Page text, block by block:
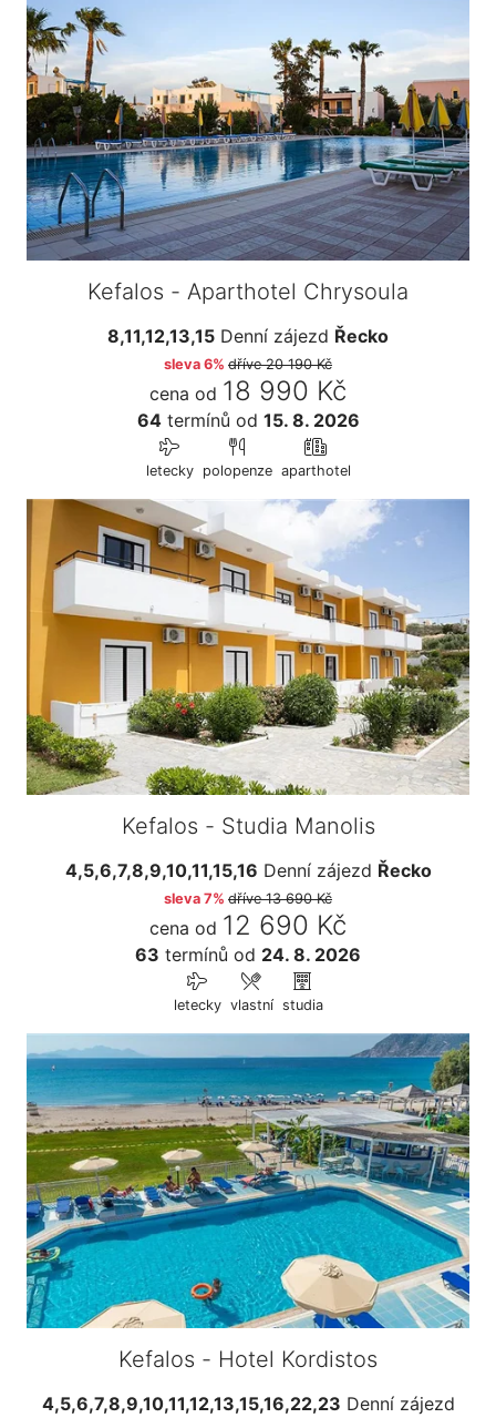
Kefalos - Aparthotel Chrysoula
8,11,12,13,15 Denní zájezd Řecko
sleva 6% dříve20 190 Kč
cena od 18 990 Kč
64termínů od 15. 8. 2026
letecky polopenze aparthotel
Kefalos - Studia Manolis
4,5,6,7,8,9,10,11,15,16 Denní zájezd Řecko
sleva 7% dříve13 690 Kč
cena od 12 690 Kč
63 termínů od 24. 8. 2026
letecky vlastní studia
Kefalos - Hotel Kordistos
4,5,6,7,8,9,10,11,12,13,15,16,22,23 Denní zájezd